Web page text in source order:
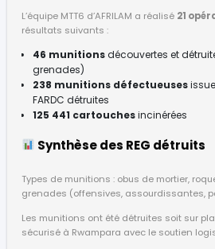
L’équipe MTT6 d’AFRILAM a réalisé 21
résultats suivants :
46 munitionsdécouvertes et
grenades)
238 munitions défectueuses
FARDC détruites
125 441 cartouchesincinérées
Synthèse des REG détruits
Types de munitions : obus de mortier,
grenades (offensives, assourdissantes,
Les munitions ont été détruites soit sur
sécurisé à Rwampara avec le soutien